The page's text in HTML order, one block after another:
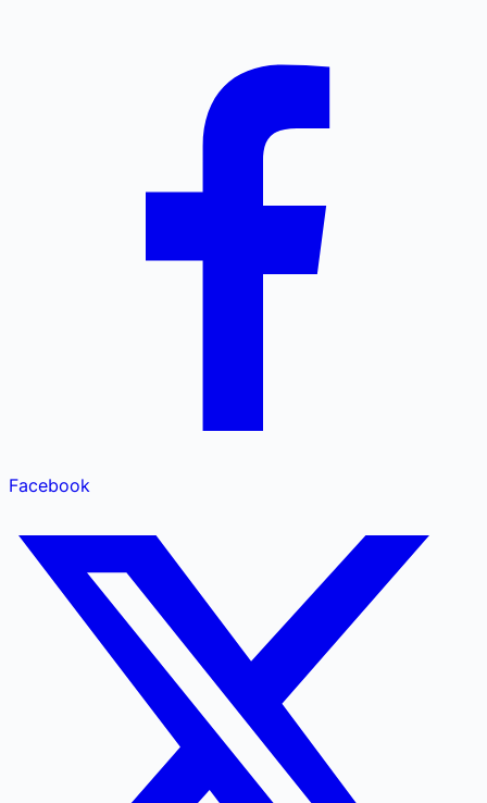
Facebook